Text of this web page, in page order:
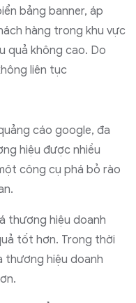
bảng banner, áp
hàng trong khu vực
quả không cao. Do
liên tục
cáo google, đa
hiệu được nhiều
công cụ phá bỏ rào
thương hiệu doanh
tốt hơn. Trong thời
thương hiệu doanh